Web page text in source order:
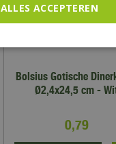
Bolsius Gotische
Ø2,4x24,5 cm -
0,79
ALLES ACCEPTEREN